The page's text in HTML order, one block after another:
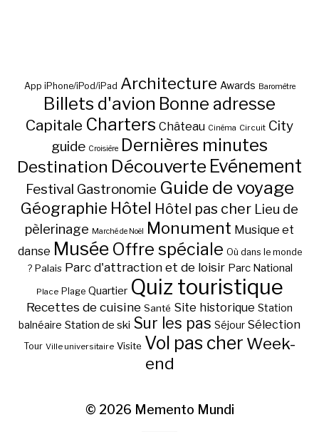
App iPhone/iPod/iPad Architecture Awards Baromètre
Billets d'avion Bonne adresse
Capitale Charters Château Cinéma Circuit City
guide Croisière Dernières minutes
Destination Découverte Evénement
Festival Gastronomie Guide de voyage
Géographie Hôtel Hôtel pas cher Lieu de
pèlerinage Marché de Noël Monument Musique et
danse Musée Offre spéciale Où dans le monde
? Palais Parc d'attraction et de loisir Parc National
Place Plage Quartier Quiz touristique
Recettes de cuisine Santé Site historique Station
balnéaire Station de ski Sur les pas Séjour Sélection
Tour Ville universitaire Visite Vol pas cher Week-
end
© 2026 Memento Mundi